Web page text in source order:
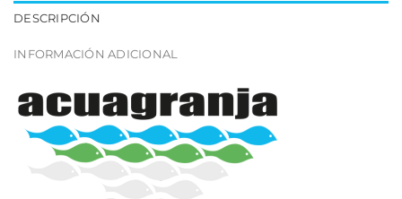
DESCRIPCIÓN
INFORMACIÓN ADICIONAL